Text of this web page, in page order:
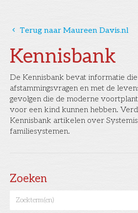
Kennisbank
De Kennisbank bevat informatie
afstammingsvragen en met de
gevolgen die de moderne
voor een kind kunnen hebben.
Kennisbank artikelen over
familiesystemen.
Zoeken
󰅁 Terug naar Maureen Davis.nl